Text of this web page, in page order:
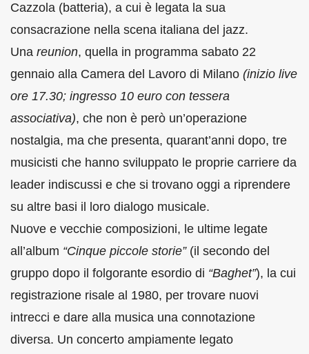
Cazzola (batteria), a cui è legata la sua
consacrazione nella scena italiana del jazz.
Una reunion, quella in programma sabato 22
gennaio alla Camera del Lavoro di Milano (inizio live
ore 17.30; ingresso 10 euro con tessera
associativa), che non è però un’operazione
nostalgia, ma che presenta, quarant’anni dopo, tre
musicisti che hanno sviluppato le proprie carriere da
leader indiscussi e che si trovano oggi a riprendere
su altre basi il loro dialogo musicale.
Nuove e vecchie composizioni, le ultime legate
all’album “Cinque piccole storie”(il secondo del
gruppo dopo il folgorante esordio di “Baghet”), la cui
registrazione risale al 1980, per trovare nuovi
intrecci e dare alla musica una connotazione
diversa. Un concerto ampiamente legato